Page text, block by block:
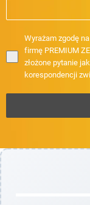
Wyrażam zgodę
firmę PREMIUM
złożone pytanie
korespondencji